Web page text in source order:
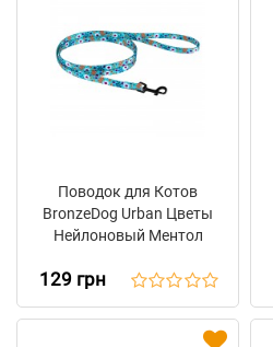
Поводок для Котов
BronzeDog Urban Цветы
Нейлоновый Ментол
129 грн